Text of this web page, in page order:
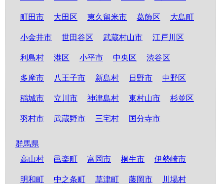
町田市 大田区 東久留米市 葛飾区 大島町
小金井市 世田谷区 武蔵村山市 江戸川区
利島村 港区 小平市 中央区 渋谷区
多摩市 八王子市 新島村 日野市 中野区
稲城市 立川市 神津島村 東村山市 杉並区
羽村市 武蔵野市 三宅村 国分寺市
群馬県
高山村
邑楽町 富岡市 桐生市 伊勢崎市
明和町 中之条町 草津町 藤岡市 川場村